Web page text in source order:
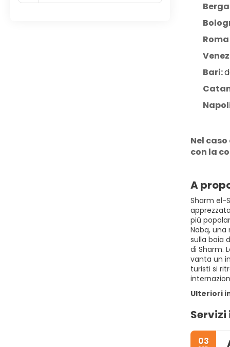
Bari:
Nel
con la
A
Sharm el-
più
Nabq,
sulla baia
di Sharm.
vanta un
turisti si
Ulteriori
03